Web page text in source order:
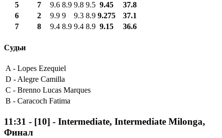
5
7 9.6 8.9 9.8 9.5 9.45
37.8
6
2 9.9 9 9.3 8.9 9.275
37.1
7
8 9.4 8.9 9.4 8.9 9.15 36.6
Судьи
A - Lopes Ezequiel
D - Alegre Camilla
C - Brenno Lucas Marques
B - Caracoch Fatima
11:31 - [10] - Intermediate, Intermediate Milonga,
Финал